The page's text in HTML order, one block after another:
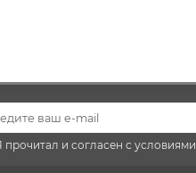
прочитал и согласен с условиями